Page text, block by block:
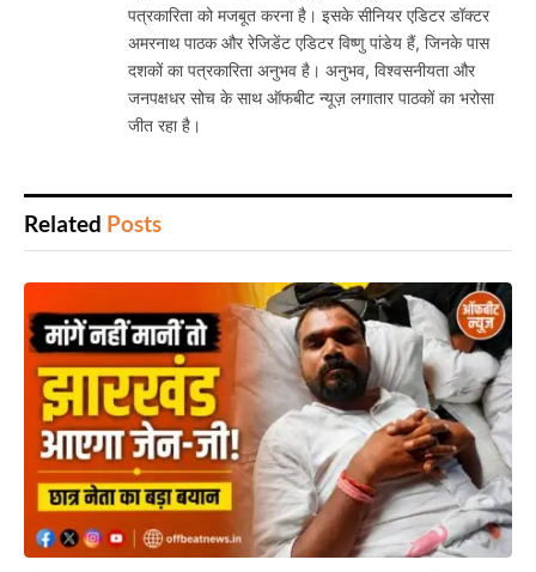
पत्रकारिता को मजबूत करना है। इसके सीनियर एडिटर डॉक्टर
अमरनाथ पाठक और रेजिडेंट एडिटर विष्णु पांडेय हैं, जिनके पास
दशकों का पत्रकारिता अनुभव है। अनुभव, विश्वसनीयता और
जनपक्षधर सोच के साथ ऑफबीट न्यूज़ लगातार पाठकों का भरोसा
जीत रहा है।
Related Posts